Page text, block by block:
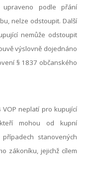
podle přání
nelze odstoupit. Další
nemůže odstoupit
výslovně dojednáno
§ 1837 občanského
VOP neplatí pro kupující
mohou od kupní
stanovených
zákoníku, jejichž cílem